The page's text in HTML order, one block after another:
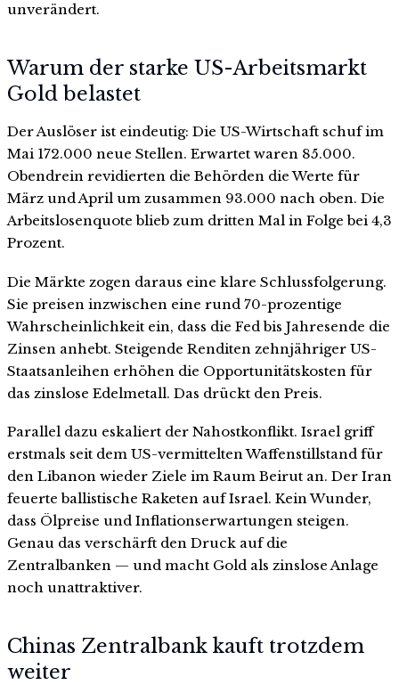
unverändert.
Warum der starke US-Arbeitsmarkt
Gold belastet
Der Auslöser ist eindeutig: Die US-Wirtschaft schuf im
Mai 172.000 neue Stellen. Erwartet waren 85.000.
Obendrein revidierten die Behörden die Werte für
März und April um zusammen 93.000 nach oben. Die
Arbeitslosenquote blieb zum dritten Mal in Folge bei 4,3
Prozent.
Die Märkte zogen daraus eine klare Schlussfolgerung.
Sie preisen inzwischen eine rund 70-prozentige
Wahrscheinlichkeit ein, dass die Fed bis Jahresende die
Zinsen anhebt. Steigende Renditen zehnjähriger US-
Staatsanleihen erhöhen die Opportunitätskosten für
das zinslose Edelmetall. Das drückt den Preis.
Parallel dazu eskaliert der Nahostkonflikt. Israel griff
erstmals seit dem US-vermittelten Waffenstillstand für
den Libanon wieder Ziele im Raum Beirut an. Der Iran
feuerte ballistische Raketen auf Israel. Kein Wunder,
dass Ölpreise und Inflationserwartungen steigen.
Genau das verschärft den Druck auf die
Zentralbanken — und macht Gold als zinslose Anlage
noch unattraktiver.
Chinas Zentralbank kauft trotzdem
weiter